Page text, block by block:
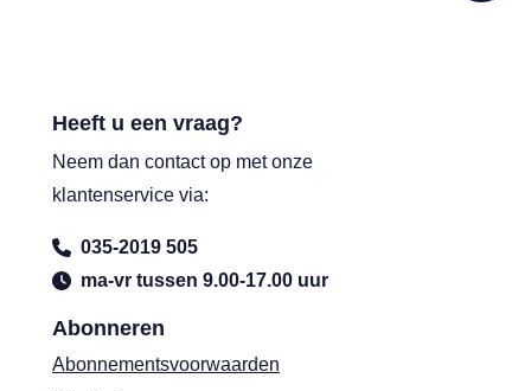
Abonneren
Abonnementsvoorwaarden
Heeft u een vraag?
Neem dan contact op met onze
klantenservice via:
035-2019 505
ma-vr tussen 9.00-17.00 uur